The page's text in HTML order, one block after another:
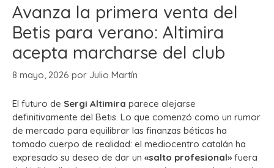
Avanza la primera venta del
Betis para verano: Altimira
acepta marcharse del club
8 mayo, 2026 por Julio Martín
El futuro de Sergi Altimira parece alejarse
definitivamente del Betis. Lo que comenzó como un rumor
de mercado para equilibrar las finanzas béticas ha
tomado cuerpo de realidad: el mediocentro catalán ha
expresado su deseo de dar un «salto profesional» fuera